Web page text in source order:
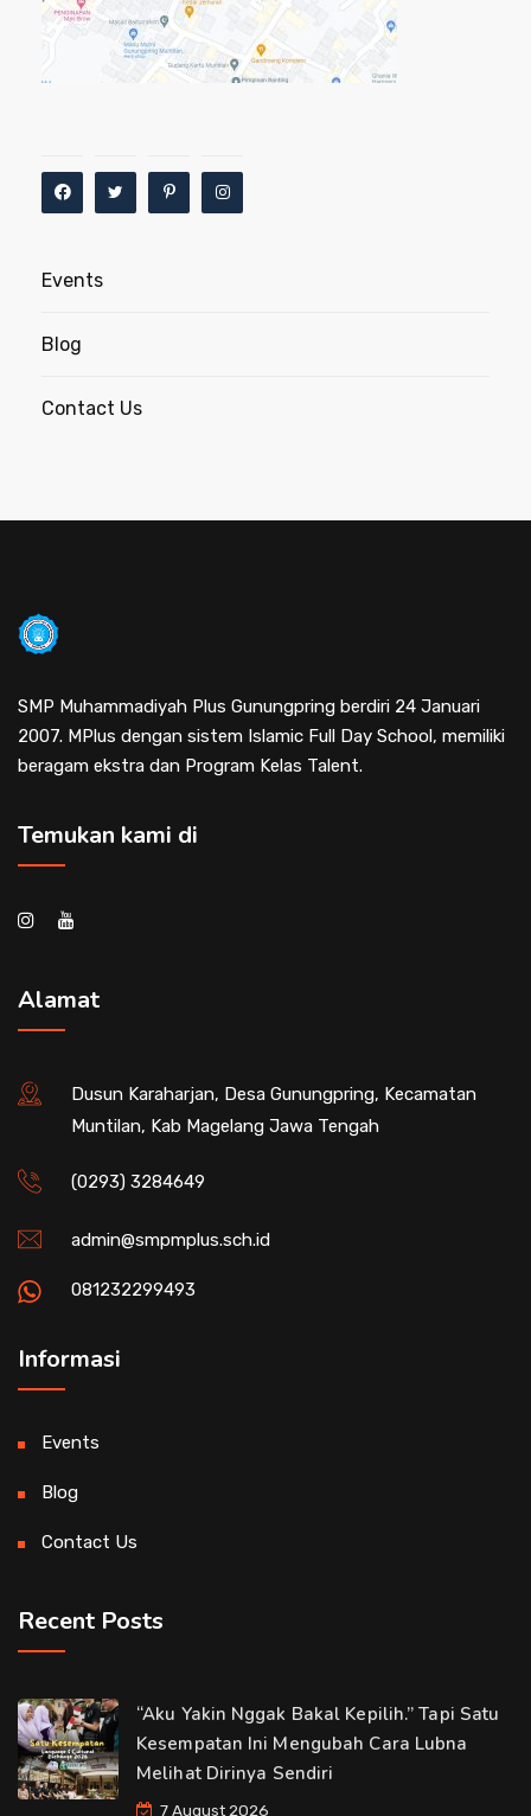
Events
Blog
Contact Us
SMP Muhammadiyah Plus Gunungpring berdiri 24 Januari
2007. MPlus dengan sistem Islamic Full Day School, memiliki
beragam ekstra dan Program Kelas Talent.
Temukan kami di
Alamat
Dusun Karaharjan, Desa Gunungpring, Kecamatan
Muntilan, Kab Magelang Jawa Tengah
(0293) 3284649
admin@smpmplus.sch.id
081232299493
Informasi
Events
Blog
Contact Us
Recent Posts
“Aku Yakin Nggak Bakal Kepilih.” Tapi Satu
Kesempatan Ini Mengubah Cara Lubna
Melihat Dirinya Sendiri
7 August 2026